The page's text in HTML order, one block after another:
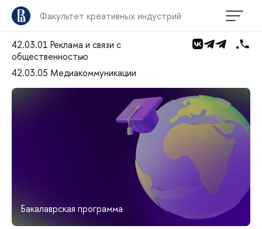
Факультет креативных индустрий
42.03.01 Реклама и связи с
общественностью
42.03.05 Медиакоммуникации
Бакалаврская программа